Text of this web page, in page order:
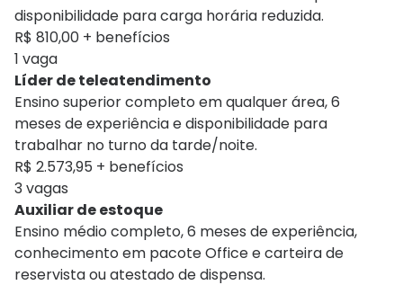
disponibilidade para carga horária reduzida.
R$ 810,00 + benefícios
1 vaga
Líder de teleatendimento
Ensino superior completo em qualquer área, 6
meses de experiência e disponibilidade para
trabalhar no turno da tarde/noite.
R$ 2.573,95 + benefícios
3 vagas
Auxiliar de estoque
Ensino médio completo, 6 meses de experiência,
conhecimento em pacote Office e carteira de
reservista ou atestado de dispensa.